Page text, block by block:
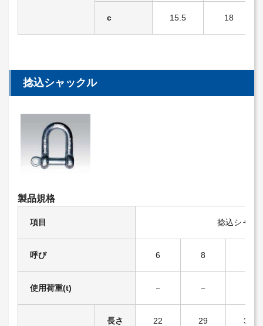
c 15.5 18
捻込シャックル
製品規格
項目 捻込シャッ
呼び 6 8
使用荷重(t) － －
長さ 22 29 32